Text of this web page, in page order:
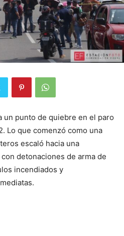
un punto de quiebre en el paro
Lo que comenzó como una
escaló hacia una
detonaciones de arma de
incendiados y